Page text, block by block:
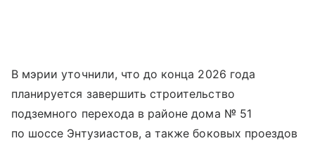
В мэрии уточнили, что до конца 2026 года
планируется завершить строительство
подземного перехода в районе дома № 51
по шоссе Энтузиастов, а также боковых проездов